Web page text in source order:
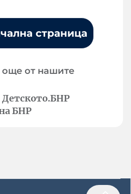
страница
от нашите
Детското.БНР
БНР